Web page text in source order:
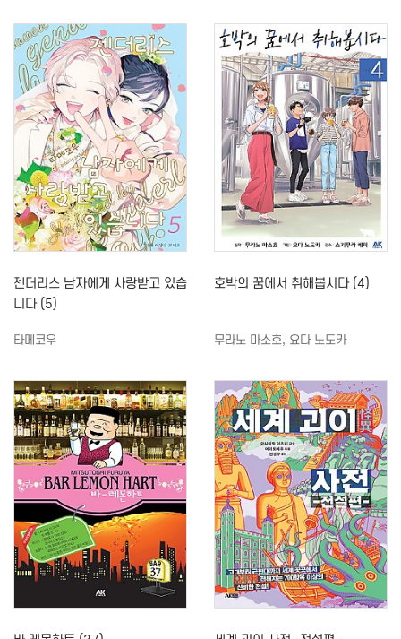
젠더리스 남자에게 사랑받고 있습
니다 (5)
타메코우
호박의 꿈에서 취해봅시다 (4)
무라노 마소호, 요다 노도카